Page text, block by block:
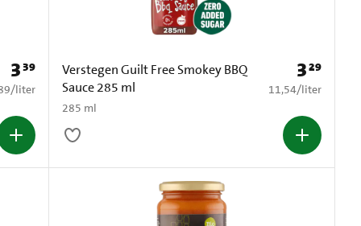
Prijs: € 3,39
339
per liter
/liter
Verstegen Guilt Free Smokey BBQ
Sauce 285 ml
285 ml
Prijs: € 3,29
329
€ 11,54 per liter
11,54/liter